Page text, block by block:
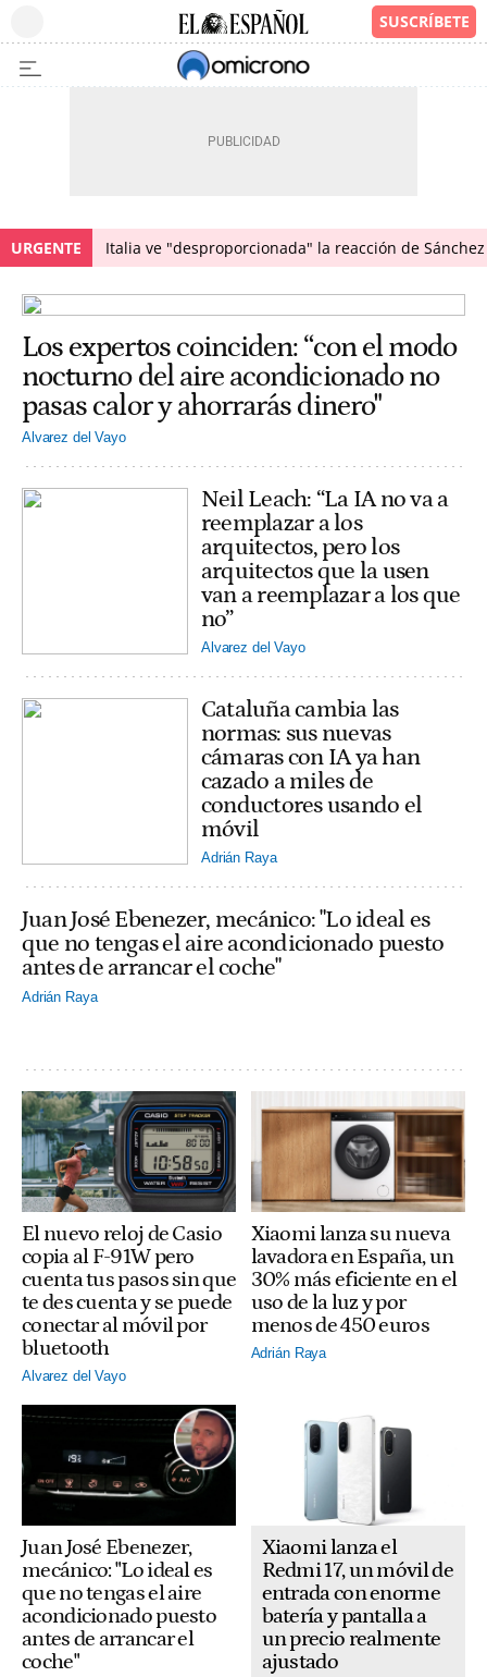
URGENTE Italia ve "desproporcionada" la reacción de
Los expertos coinciden: “con el modo
nocturno del aire acondicionado no
pasas calor y ahorrarás dinero"
Alvarez del Vayo
Neil Leach: “La IA no va a
reemplazar a los
arquitectos, pero los
arquitectos que la usen
van a reemplazar a los que
no”
Alvarez del Vayo
Cataluña cambia las
normas: sus nuevas
cámaras con IA ya han
cazado a miles de
conductores usando el
móvil
Adrián Raya
Juan José Ebenezer, mecánico: "Lo ideal es
que no tengas el aire acondicionado puesto
antes de arrancar el coche"
Adrián Raya
El nuevo reloj de Casio
copia al F-91W pero
cuenta tus pasos sin que
te des cuenta y se puede
conectar al móvil por
bluetooth
Alvarez del Vayo
Xiaomi lanza su nueva
lavadora en España, un
30% más eficiente en el
uso de la luz y por
menos de 450 euros
Adrián Raya
Juan José Ebenezer,
mecánico: "Lo ideal es
que no tengas el aire
acondicionado puesto
antes de arrancar el
coche"
Xiaomi lanza el
Redmi 17, un móvil de
entrada con enorme
batería y pantalla a
un precio realmente
ajustado